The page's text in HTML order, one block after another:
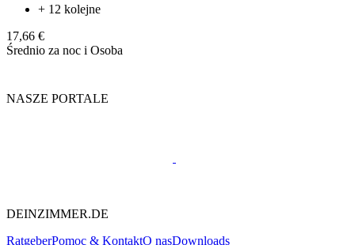
+ 12 kolejne
17,66 €
Średnio za noc i Osoba
NASZE PORTALE
DEINZIMMER.DE
RatgeberPomoc & KontaktO nasDownloads